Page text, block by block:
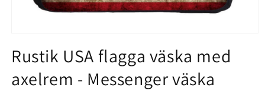
media
in
Rustik USA flagga väska med
axelrem - Messenger väska